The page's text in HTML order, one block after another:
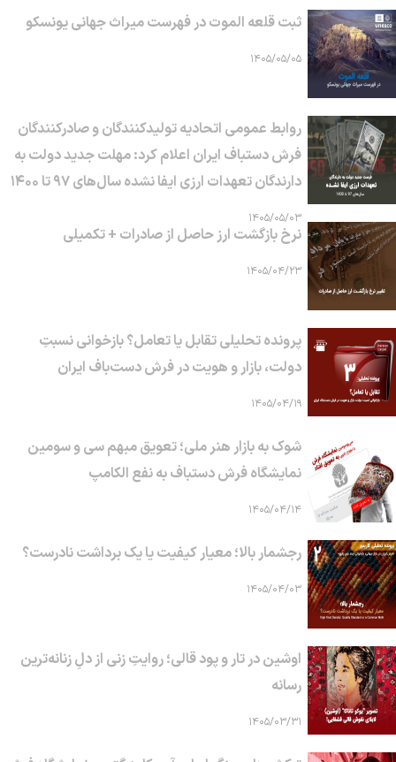
ثبت قلعه الموت در فهرست میراث جهانی یونسکو
۱۴۰۵/۰۵/۰۵
روابط عمومی اتحادیه تولیدکنندگان و صادرکنندگان
فرش دستباف ایران اعلام کرد: مهلت جدید دولت به
دارندگان تعهدات ارزی ایفا نشده سال‌های ۹۷ تا ۱۴۰۰
۱۴۰۵/۰۵/۰۳
نرخ بازگشت ارز حاصل از صادرات + تکمیلی
۱۴۰۵/۰۴/۲۳
پرونده تحلیلی تقابل یا تعامل؟ بازخوانی نسبتِ
دولت، بازار و هویت در فرش دست‌باف ایران
۱۴۰۵/۰۴/۱۹
شوک به بازار هنر ملی؛ تعویق مبهم سی و سومین
نمایشگاه فرش دستباف به نفع الکامپ
۱۴۰۵/۰۴/۱۴
رجشمار بالا؛ معیار کیفیت یا یک برداشت نادرست؟
۱۴۰۵/۰۴/۰۳
اوشین در تار و پود قالی؛ روایتِ زنی از دلِ زنانه‌ترین
رسانه
۱۴۰۵/۰۳/۳۱